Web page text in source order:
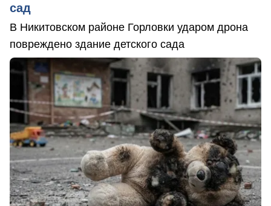
сад
В Никитовском районе Горловки ударом дрона
повреждено здание детского сада